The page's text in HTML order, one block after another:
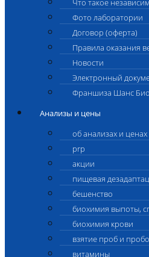
Что такое
Фото лаборатории
Договор (оферта)
Правила оказания
Новости
Электронный
Франшиза Шанс Био
Анализы и цены
об анализах и ценах
prp
акции
пищевая
бешенство
биохимия выпоты,
биохимия крови
взятие проб и
витамины